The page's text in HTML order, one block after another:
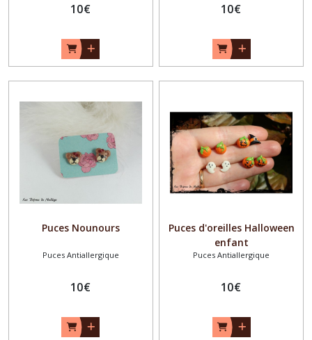
10€ 10€
Puces Nounours
Puces Antiallergique
10€
Puces d'oreilles Halloween
enfant
Puces Antiallergique
10€